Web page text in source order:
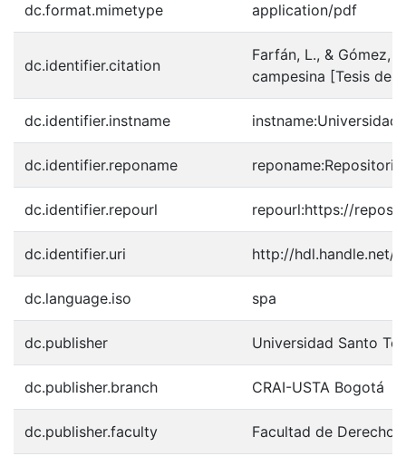
dc.format.mimetype application/pdf
dc.identifier.citation
Farfán, L., & Gómez,
campesina [Tesis de
dc.identifier.instname instname:Universidad
dc.identifier.reponame
dc.identifier.repourl repourl:https://
dc.identifier.uri http://hdl.handle.net/
dc.language.iso spa
dc.publisher Universidad Santo
dc.publisher.branch CRAI-USTA Bogotá
dc.publisher.faculty Facultad de Derecho